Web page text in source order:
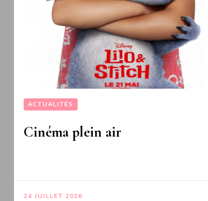
ACTUALITÉS
Cinéma plein air
24 JUILLET 2026